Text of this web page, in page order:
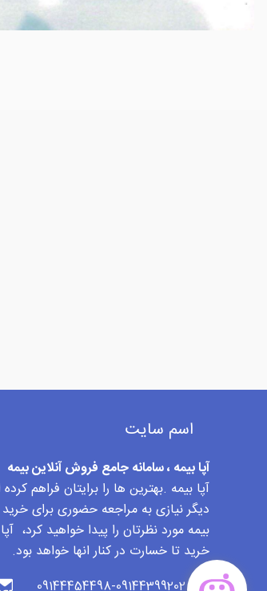
اسم سایت
آپا بیمه ، سامانه جامع فروش آنلاین بیمه
آپا بیمه .بهترین ها را برایتان فراهم
دیگر نیازی به مراجعه حضوری برای خرید
بیمه مورد نظرتان را پیدا خواهید کرد،
خرید تا خسارت در کنار انها خواهد بود.
09144454498-09144399202